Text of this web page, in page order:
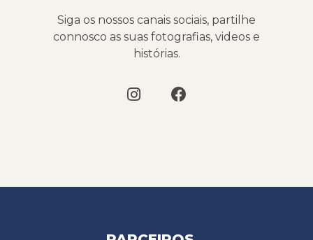
Siga os nossos canais sociais, partilhe
connosco as suas fotografias, videos e
histórias.